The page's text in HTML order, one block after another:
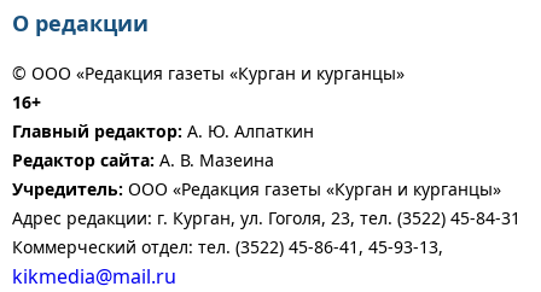
О редакции
© ООО «Редакция газеты «Курган и курганцы»
16+
Главный редактор: А. Ю. Алпаткин
Редактор сайта: А. В. Мазеина
Учредитель: ООО «Редакция газеты «Курган и курганцы»
Адрес редакции: г. Курган, ул. Гоголя, 23, тел. (3522) 45-84-31
Коммерческий отдел: тел. (3522) 45-86-41, 45-93-13,
kikmedia@mail.ru